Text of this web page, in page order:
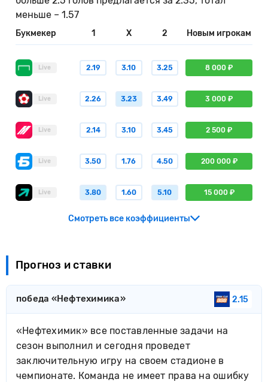
меньше – 1.57
Букмекер 1 X 2 Новым игрокам
Live 2.19 3.10 3.25 8 000 ₽
Live 2.26 3.23 3.49 3 000 ₽
Live 2.14 3.10 3.45 2 500 ₽
Live 3.50 1.76 4.50 200 000 ₽
Live 3.80 1.60 5.10 15 000 ₽
Смотреть все коэффициенты
Прогноз и ставки
победа «Нефтехимика» 2.15
«Нефтехимик» все поставленные задачи на
сезон выполнил и сегодня проведет
заключительную игру на своем стадионе в
чемпионате. Команда не имеет права на ошибку